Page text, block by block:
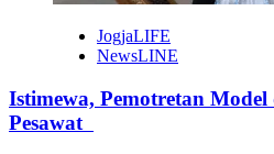
JogjaLIFE
NewsLINE
Istimewa, Pemotretan
Pesawat